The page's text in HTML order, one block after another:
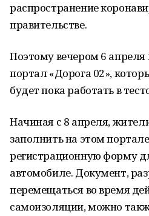
распространение
правительстве.
Поэтому вечером 6 апреля
портал «Дорога 02»,
будет пока работать в
Начиная с 8 апреля,
заполнить на этом
регистрационную форму
автомобиле. Документ,
перемещаться во время
самоизоляции, можно